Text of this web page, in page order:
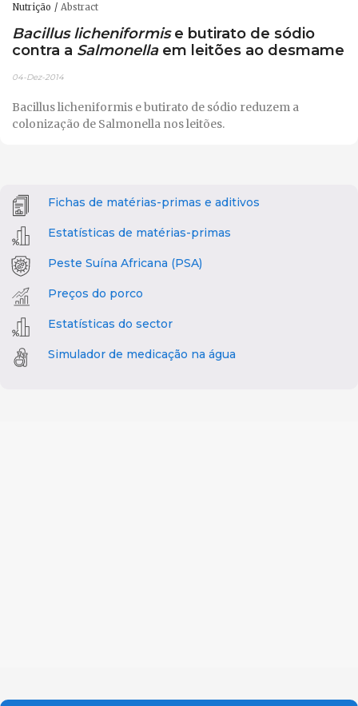
Nutrição Abstract
Bacillus licheniformise butirato de sódio
contra a Salmonellaem leitões ao desmame
04-Dez-2014
Bacillus licheniformis e butirato de sódio reduzem a
colonização de Salmonella nos leitões.
Fichas de matérias-primas e aditivos
Estatísticas de matérias-primas
Peste Suína Africana (PSA)
Preços do porco
Estatísticas do sector
Simulador de medicação na água